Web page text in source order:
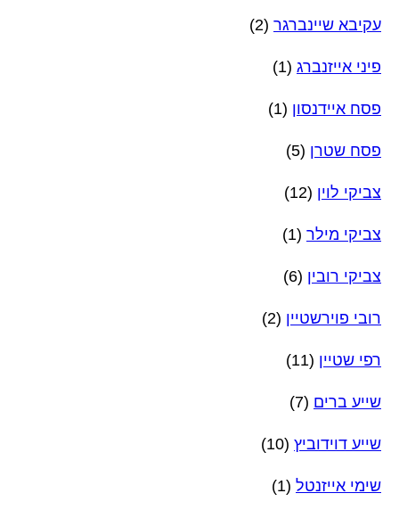
עקיבא שיינברגר (2)
פיני אייזנברג (1)
פסח איידנסון (1)
פסח שטרן (5)
צביקי לוין (12)
צביקי מילר (1)
צביקי רובין (6)
רובי פוירשטיין (2)
רפי שטיין (11)
שייע ברים (7)
שייע דוידוביץ (10)
שימי אייזנטל (1)